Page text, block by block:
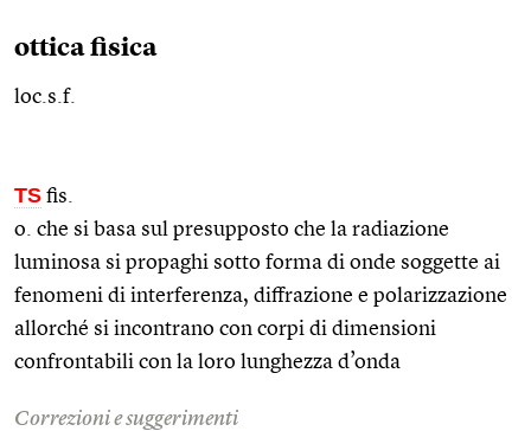
ottica fisica
loc.s.f.
TS fis.
o. che si basa sul presupposto che la radiazione
luminosa si propaghi sotto forma di onde soggette ai
fenomeni di interferenza, diffrazione e polarizzazione
allorché si incontrano con corpi di dimensioni
confrontabili con la loro lunghezza d’onda
Correzioni e suggerimenti